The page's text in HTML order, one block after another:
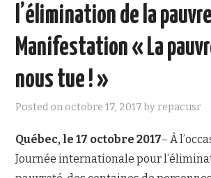
DOCUMENTS
FAIRE UN DON !
NOUS JOINDRE
l’élimination de la
Manifestation « La
nous tue ! »
Posted on octobre 17, 2017 byrepacusr
Québec, le 17 octobre 2017– À
Journée internationale pour